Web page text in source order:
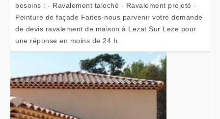
besoins : - Ravalement taloché - Ravalement projeté -
Peinture de façade Faites-nous parvenir votre demande
de devis ravalement de maison à Lezat Sur Leze pour
une réponse en moins de 24 h.